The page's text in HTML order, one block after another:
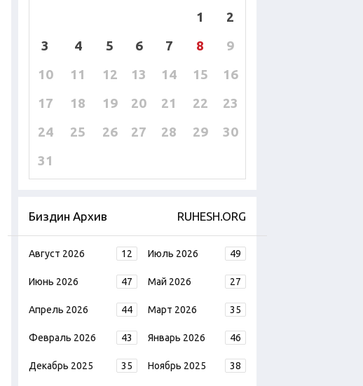
1
2
3
4 5 6 7 8
9
10
11 12 13 14 15
16
17
18 19 20 21 22
23
24
25 26 27 28 29
30
31
Биздин Архив RUHESH.ORG
Август 2026 12 Июль 2026 49
Июнь 2026 47 Май 2026 27
Апрель 2026 44 Март 2026 35
Февраль 2026 43 Январь 2026 46
Декабрь 2025 35 Ноябрь 2025 38